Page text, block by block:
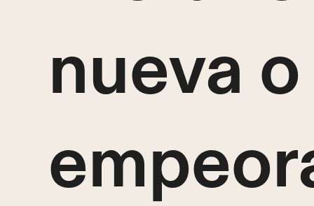
nueva